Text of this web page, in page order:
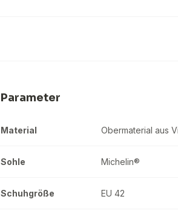
Parameter
Material Obermaterial aus
Sohle Michelin®
Schuhgröße EU 42